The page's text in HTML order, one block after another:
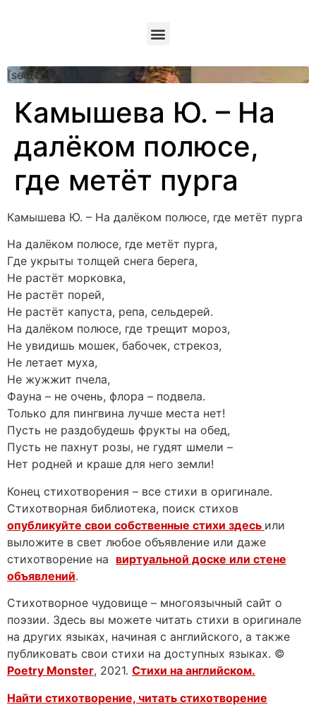
[searchform]
Камышева Ю. – На
далёком полюсе,
где метёт пурга
Камышева Ю. – На далёком полюсе, где метёт пурга
На далёком полюсе, где метёт пурга,
Где укрыты толщей снега берега,
Не растёт морковка,
Не растёт порей,
Не растёт капуста, репа, сельдерей.
На далёком полюсе, где трещит мороз,
Не увидишь мошек, бабочек, стрекоз,
Не летает муха,
Не жужжит пчела,
Фауна – не очень, флора – подвела.
Только для пингвина лучше места нет!
Пусть не раздобудешь фрукты на обед,
Пусть не пахнут розы, не гудят шмели –
Нет родней и краше для него земли!
Конец стихотворения – все стихи в оригинале.
Стихотворная библиотека, поиск стихов
опубликуйте свои собственные стихи здесь или
выложите в свет любое объявление или даже
стихотворение на виртуальной доске или стене
объявлений.
Стихотворное чудовище – многоязычный сайт о
поэзии. Здесь вы можете читать стихи в оригинале
на других языках, начиная с английского, а также
публиковать свои стихи на доступных языках. ©
Poetry Monster, 2021. Стихи на английском.
Найти стихотворение, читать стихотворение